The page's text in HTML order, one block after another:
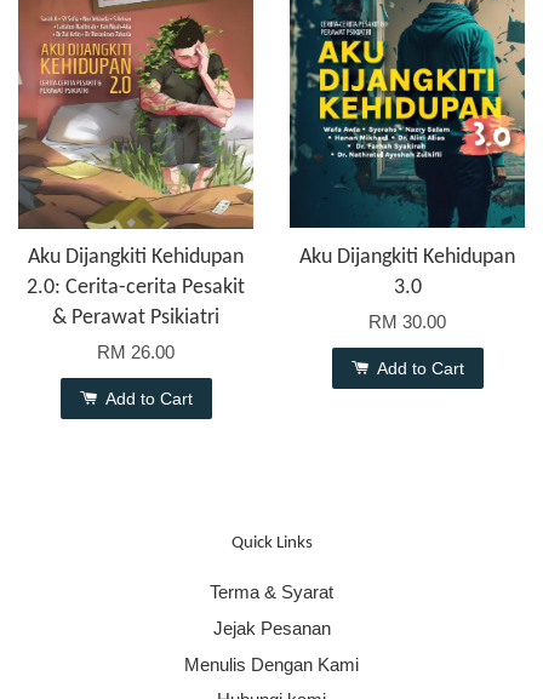
Aku Dijangkiti Kehidupan
2.0: Cerita-cerita Pesakit
& Perawat Psikiatri
RM 26.00
Add to Cart
Aku Dijangkiti Kehidupan
3.0
RM 30.00
Add to Cart
Quick Links
Terma & Syarat
Jejak Pesanan
Menulis Dengan Kami